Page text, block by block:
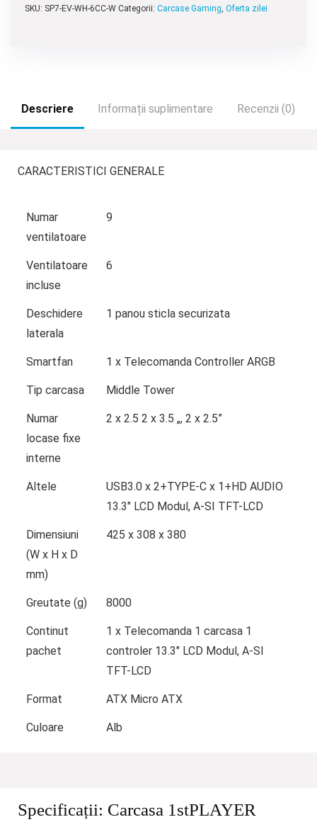
SKU: SP7-EV-WH-6CC-W Categorii: Carcase Gaming, Oferta zilei
Descriere Informații suplimentare Recenzii (0)
CARACTERISTICI GENERALE
Numar
ventilatoare
9
Ventilatoare
incluse
6
Deschidere
laterala
1 panou sticla securizata
Smartfan 1 x Telecomanda Controller ARGB
Tip carcasa Middle Tower
Numar
locase fixe
interne
2 x 2.5 2 x 3.5 „, 2 x 2.5”
Altele
USB3.0 x 2+TYPE-C x 1+HD AUDIO
13.3″ LCD Modul, A-SI TFT-LCD
Dimensiuni
(W x H x D
mm)
425 x 308 x 380
Greutate (g) 8000
Continut
pachet
1 x Telecomanda 1 carcasa 1
controler 13.3″ LCD Modul, A-SI
TFT-LCD
Format ATX Micro ATX
Culoare Alb
Specificații: Carcasa 1stPLAYER